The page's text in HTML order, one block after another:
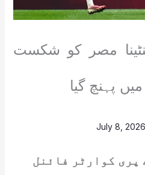
مصر کو شکست
پہنچ گیا
July 8, 2026
ورلڈکپ 2026 کے پری کوارٹر فائنل